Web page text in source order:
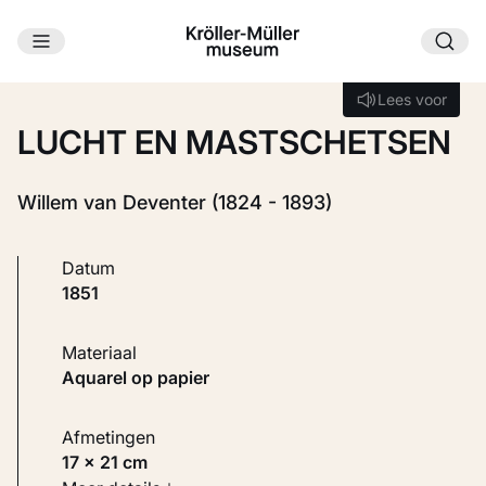
Ga naar hoofdinhoud
Lees voor
Lees voor
LUCHT EN MASTSCHETSEN
Willem van Deventer (1824 - 1893)
Datum
1851
Materiaal
Aquarel op papier
Afmetingen
17 × 21 cm